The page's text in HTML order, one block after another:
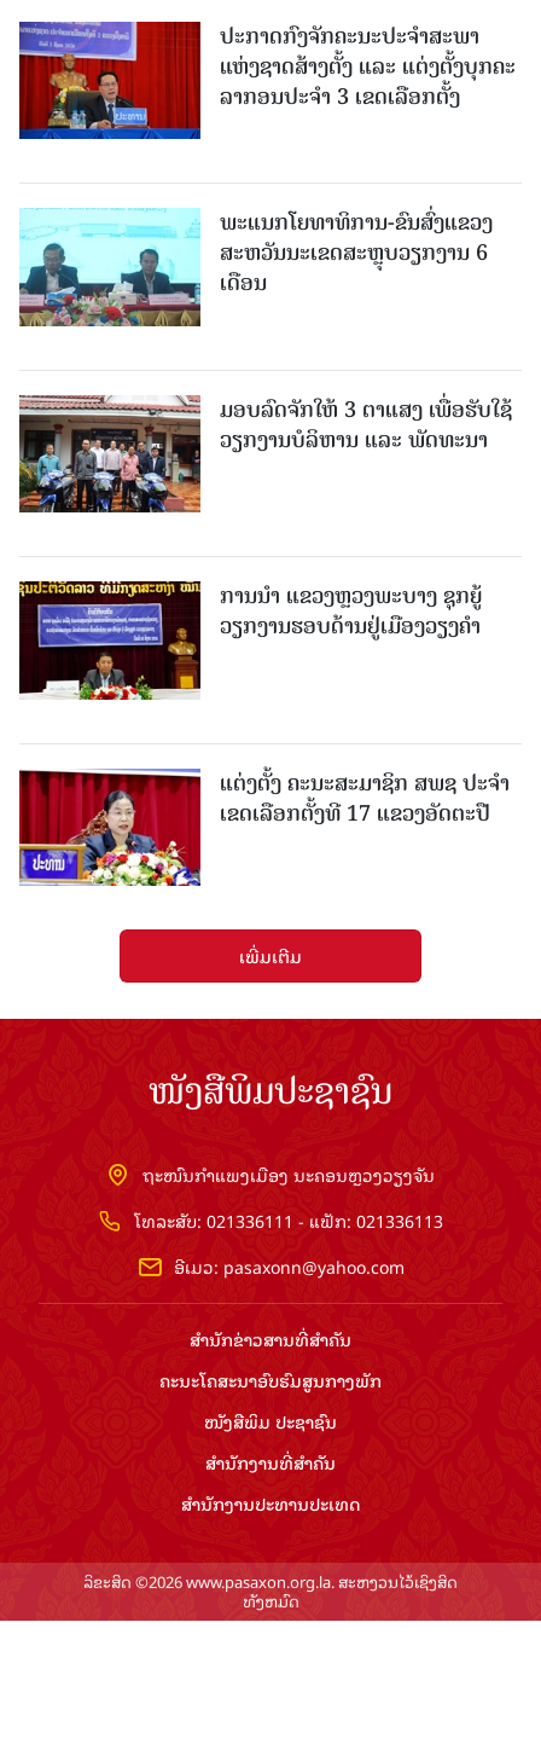
ປະກາດກົງຈັກຄະນະປະຈໍາສະພາ
ແຫ່ງຊາດສ້າງຕັ້ງ ແລະ ແຕ່ງຕັ້ງບຸກຄະ
ລາກອນປະຈໍາ 3 ເຂດເລືອກຕັ້ງ
ພະແນກໂຍທາທິການ-ຂົນສົ່ງແຂວງ
ສະຫວັນນະເຂດສະຫຼຸບວຽກງານ 6
ເດືອນ
ມອບລົດຈັກໃຫ້ 3 ຕາແສງ ເພື່ອຮັບໃຊ້
ວຽກງານບໍລິຫານ ແລະ ພັດທະນາ
ການນຳ ແຂວງຫຼວງພະບາງ ຊຸກຍູ້
ວຽກງານຮອບດ້ານຢູ່ເມືອງວຽງຄໍາ
ແຕ່ງຕັ້ງ ຄະນະສະມາຊິກ ສພຊ ປະຈຳ
ເຂດເລືອກຕັ້ງທີ 17 ແຂວງອັດຕະປື
ເພີ່ມເຕີມ
ໜັງສືພິມປະຊາຊົນ
ຖະໜົນກຳແພງເມືອງ ນະຄອນຫຼວງວຽງຈັນ
ໂທລະສັບ: 021336111 - ແຟັກ: 021336113
ອີເມວ: pasaxonn@yahoo.com
ສຳ​ນັກ​ຂ່າວ​ສານ​ທີ່​ສຳ​ຄັນ​
ຄະນະໂຄສະນາອົບຮົມ​ສູນ​ກາງ​ພັກ
ໜັງສືພິມ ປະ​ຊາ​ຊົນ
ສຳ​ນັກ​ງານ​ທີ່​ສຳ​ຄັນ
ສຳ​ນັກ​ງານ​ປະ​ທານ​ປະ​ເທດ
ລິຂະສິດ ©2026 www.pasaxon.org.la. ສະຫງວນໄວ້ເຊິງສິດ
ທັງຫມົດ